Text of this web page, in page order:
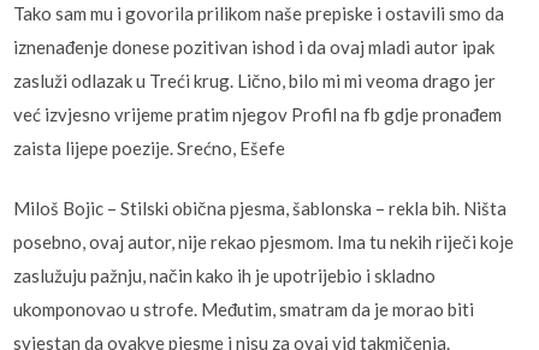
Tako sam mu i govorila prilikom naše prepiske i ostavili smo da
iznenađenje donese pozitivan ishod i da ovaj mladi autor ipak
zasluži odlazak u Treći krug. Lično, bilo mi mi veoma drago jer
već izvjesno vrijeme pratim njegov Profil na fb gdje pronađem
zaista lijepe poezije. Srećno, Ešefe
Miloš Bojic – Stilski obična pjesma, šablonska – rekla bih. Ništa
posebno, ovaj autor, nije rekao pjesmom. Ima tu nekih riječi koje
zaslužuju pažnju, način kako ih je upotrijebio i skladno
ukomponovao u strofe. Međutim, smatram da je morao biti
svjestan da ovakve pjesme i nisu za ovaj vid takmičenja.